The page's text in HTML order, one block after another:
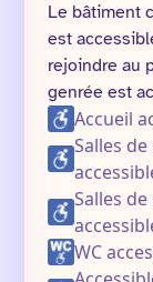
Le bâtiment
est
rejoindre au
genrée est
Accueil
Salles
Salles
WC